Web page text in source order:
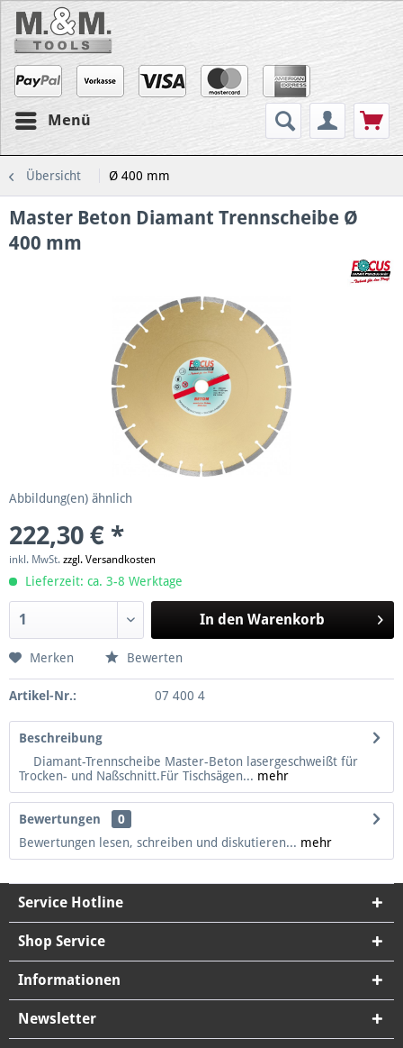
Menü
Übersicht Ø 400 mm
Master Beton Diamant Trennscheibe Ø
400 mm
Abbildung(en) ähnlich
222,30 € *
inkl. MwSt. zzgl. Versandkosten
Lieferzeit: ca. 3-8 Werktage
In den Warenkorb
Merken Bewerten
Artikel-Nr.: 07 400 4
Beschreibung
Diamant-Trennscheibe Master-Beton lasergeschweißt für
Trocken- und Naßschnitt.Für Tischsägen... mehr
Bewertungen
0
Bewertungen lesen, schreiben und diskutieren... mehr
Service Hotline
Shop Service
Informationen
Newsletter